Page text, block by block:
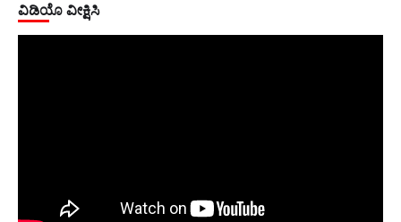
ವಿಡಿಯೊ ವೀಕ್ಷಿಸಿ